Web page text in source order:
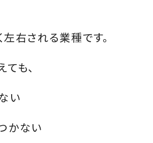
右される業種です。
も、
い
かない